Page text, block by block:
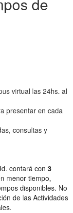
virtual las 24hs. al
presentar en cada
consultas y
contará con 3
menor tiempo,
disponibles. No
de las Actividades